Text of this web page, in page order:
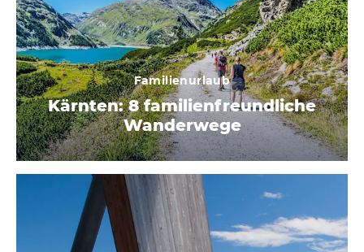
Familienurlaub
Kärnten: 8 familienfreundliche
Wanderwege